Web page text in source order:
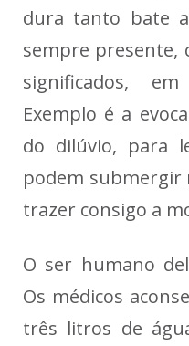
dura tanto bate
sempre presente,
significados,
Exemplo é a
do dilúvio, para
podem submergir
trazer consigo a
O ser humano
Os médicos
três litros de